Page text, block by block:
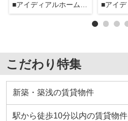
■アイディアルホーム大森本店■
こだわり特集
新築・築浅の賃貸物件
駅から徒歩10分以内の賃貸物件